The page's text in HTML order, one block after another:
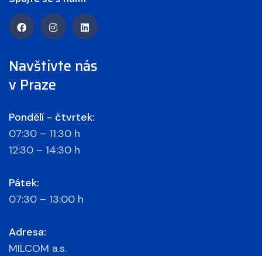
Navštivte nás
v Praze
Pondělí - čtvrtek:
07:30 – 11:30 h
12:30 – 14:30 h
Pátek:
07:30 – 13:00 h
Adresa:
MILCOM a.s.